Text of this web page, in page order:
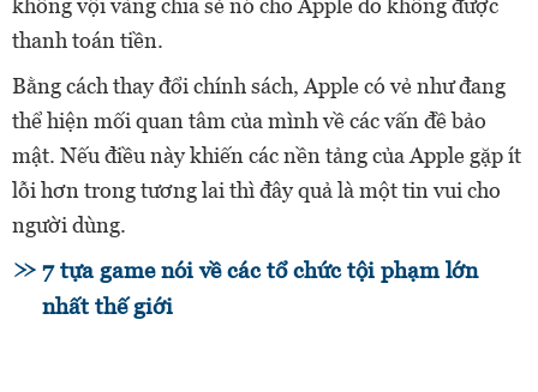
thanh toán tiền.
Bằng cách thay đổi chính sách, Apple có vẻ như đang
thể hiện mối quan tâm của mình về các vấn đề bảo
mật. Nếu điều này khiến các nền tảng của Apple gặp ít
lỗi hơn trong tương lai thì đây quả là một tin vui cho
người dùng.
7 tựa game nói về các tổ chức tội phạm lớn
nhất thế giới